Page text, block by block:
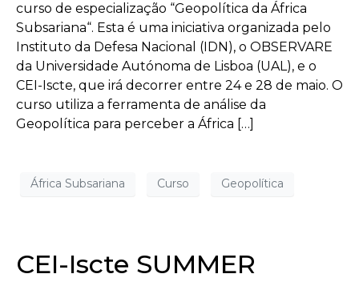
curso de especialização “Geopolítica da África
Subsariana“. Esta é uma iniciativa organizada pelo
Instituto da Defesa Nacional (IDN), o OBSERVARE
da Universidade Autónoma de Lisboa (UAL), e o
CEI-Iscte, que irá decorrer entre 24 e 28 de maio. O
curso utiliza a ferramenta de análise da
Geopolítica para perceber a África […]
África Subsariana Curso Geopolítica
CEI-Iscte SUMMER